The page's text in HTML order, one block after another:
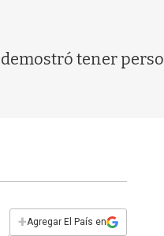
tener
+Agregar El País en